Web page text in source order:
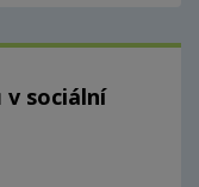
sociální